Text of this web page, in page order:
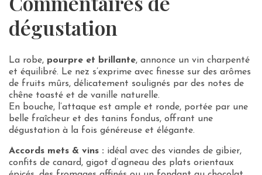
dégustation
La robe, pourpre et brillante, annonce un vin charpenté
et équilibré. Le nez s’exprime avec finesse sur des arômes
de fruits mûrs, délicatement soulignés par des notes de
chêne toasté et de vanille naturelle.
En bouche, l’attaque est ample et ronde, portée par une
belle fraîcheur et des tanins fondus, offrant une
dégustation à la fois généreuse et élégante.
Accords mets & vins : idéal avec des viandes de gibier,
confits de canard, gigot d’agneau des plats orientaux